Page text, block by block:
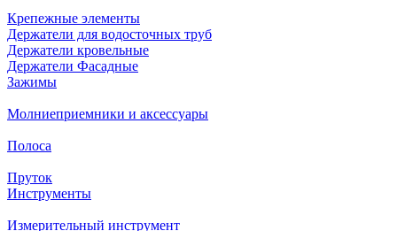
Крепежные элементы
Держатели для водосточных труб
Держатели кровельные
Держатели Фасадные
Зажимы
Молниеприемники и аксессуары
Полоса
Пруток
Инструменты
Измерительный инструмент